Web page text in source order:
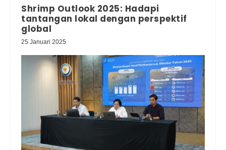
Shrimp Outlook 2025: Hadapi
tantangan lokal dengan perspektif
global
25 Januari 2025